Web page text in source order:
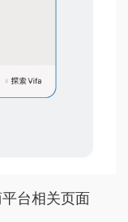
台相关页面